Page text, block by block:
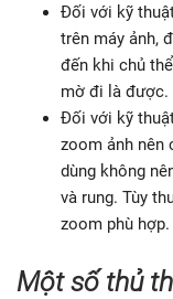
Đối với kỹ
trên máy ảnh,
đến khi chủ
mờ đi là được.
Đối với kỹ
zoom ảnh nên
dùng không
và rung. Tùy
zoom phù hợp.
Một số thủ